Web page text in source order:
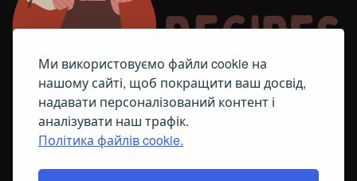
Ми використовуємо файли cookie на
нашому сайті, щоб покращити ваш досвід,
надавати персоналізований контент і
аналізувати наш трафік.
Політика файлів cookie.